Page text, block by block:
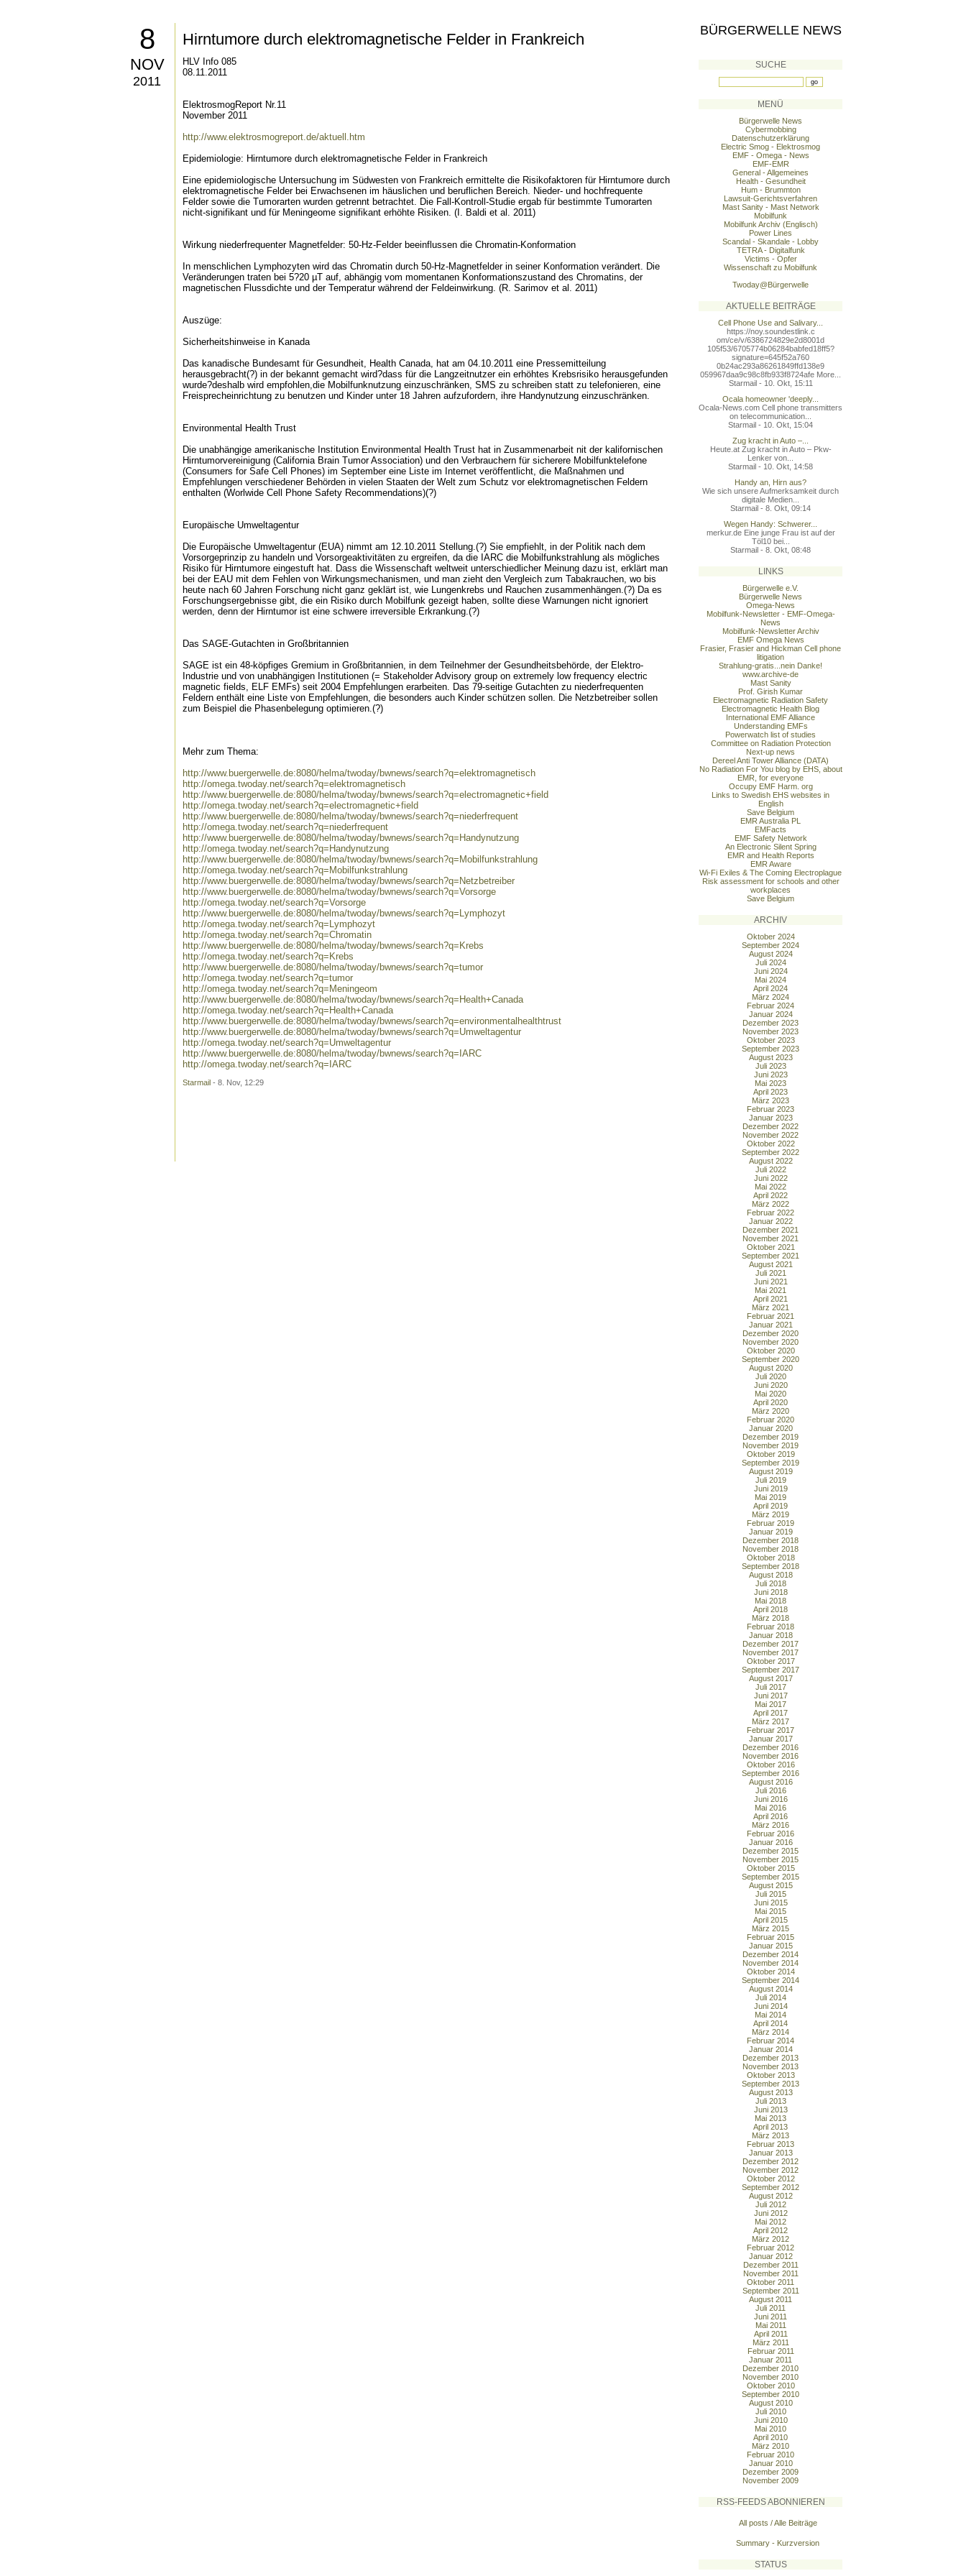
8
NOV
2011
Hirntumore durch elektromagnetische Felder in Frankreich
HLV Info 085
08.11.2011
ElektrosmogReport Nr.11
November 2011
http://www.elektrosmogreport.de/aktuell.htm
Epidemiologie: Hirntumore durch elektromagnetische Felder in Frankreich
Eine epidemiologische Untersuchung im Südwesten von Frankreich ermittelte die Risikofaktoren für Hirntumore durch
elektromagnetische Felder bei Erwachsenen im häuslichen und beruflichen Bereich. Nieder- und hochfrequente
Felder sowie die Tumorarten wurden getrennt betrachtet. Die Fall-Kontroll-Studie ergab für bestimmte Tumorarten
nicht-signifikant und für Meningeome signifikant erhöhte Risiken. (I. Baldi et al. 2011)
Wirkung niederfrequenter Magnetfelder: 50-Hz-Felder beeinflussen die Chromatin-Konformation
In menschlichen Lymphozyten wird das Chromatin durch 50-Hz-Magnetfelder in seiner Konformation verändert. Die
Veränderungen traten bei 5?20 µT auf, abhängig vom momentanen Konformationszustand des Chromatins, der
magnetischen Flussdichte und der Temperatur während der Feldeinwirkung. (R. Sarimov et al. 2011)
Auszüge:
Sicherheitshinweise in Kanada
Das kanadische Bundesamt für Gesundheit, Health Canada, hat am 04.10.2011 eine Pressemitteilung
herausgebracht(?) in der bekannt gemacht wird?dass für die Langzeitnutzer ein erhöhtes Krebsrisiko herausgefunden
wurde?deshalb wird empfohlen,die Mobilfunknutzung einzuschränken, SMS zu schreiben statt zu telefonieren, eine
Freisprecheinrichtung zu benutzen und Kinder unter 18 Jahren aufzufordern, ihre Handynutzung einzuschränken.
Environmental Health Trust
Die unabhängige amerikanische Institution Environmental Health Trust hat in Zusammenarbeit nit der kalifornischen
Hirntumorvereinigung (California Brain Tumor Association) und den Verbrauchern für sicherere Mobilfunktelefone
(Consumers for Safe Cell Phones) im September eine Liste im Internet veröffentlicht, die Maßnahmen und
Empfehlungen verschiedener Behörden in vielen Staaten der Welt zum Schutz vor elektromagnetischen Feldern
enthalten (Worlwide Cell Phone Safety Recommendations)(?)
Europäische Umweltagentur
Die Europäische Umweltagentur (EUA) nimmt am 12.10.2011 Stellung.(?) Sie empfiehlt, in der Politik nach dem
Vorsorgeprinzip zu handeln und Vorsorgeaktivitäten zu ergreifen, da die IARC die Mobilfunkstrahlung als mögliches
Risiko für Hirntumore eingestuft hat. Dass die Wissenschaft weltweit unterschiedlicher Meinung dazu ist, erklärt man
bei der EAU mit dem Fehlen von Wirkungsmechanismen, und man zieht den Vergleich zum Tabakrauchen, wo bis
heute nach 60 Jahren Forschung nicht ganz geklärt ist, wie Lungenkrebs und Rauchen zusammenhängen.(?) Da es
Forschungsergebnisse gibt, die ein Risiko durch Mobilfunk gezeigt haben, sollte diese Warnungen nicht ignoriert
werden, denn der Hirntumor ist eine schwere irreversible Erkrankung.(?)
Das SAGE-Gutachten in Großbritannien
SAGE ist ein 48-köpfiges Gremium in Großbritannien, in dem Teilnehmer der Gesundheitsbehörde, der Elektro-
Industrie und von unabhängigen Institutionen (= Stakeholder Advisory group on extremely low frequency electric
magnetic fields, ELF EMFs) seit 2004 Empfehlungen erarbeiten. Das 79-seitige Gutachten zu niederfrequenten
Feldern enthält eine Liste von Empfehlungen, die besonders auch Kinder schützen sollen. Die Netzbetreiber sollen
zum Beispiel die Phasenbelegung optimieren.(?)
Mehr zum Thema:
http://www.buergerwelle.de:8080/helma/twoday/bwnews/search?q=elektromagnetisch
http://omega.twoday.net/search?q=elektromagnetisch
http://www.buergerwelle.de:8080/helma/twoday/bwnews/search?q=electromagnetic+field
http://omega.twoday.net/search?q=electromagnetic+field
http://www.buergerwelle.de:8080/helma/twoday/bwnews/search?q=niederfrequent
http://omega.twoday.net/search?q=niederfrequent
http://www.buergerwelle.de:8080/helma/twoday/bwnews/search?q=Handynutzung
http://omega.twoday.net/search?q=Handynutzung
http://www.buergerwelle.de:8080/helma/twoday/bwnews/search?q=Mobilfunkstrahlung
http://omega.twoday.net/search?q=Mobilfunkstrahlung
http://www.buergerwelle.de:8080/helma/twoday/bwnews/search?q=Netzbetreiber
http://www.buergerwelle.de:8080/helma/twoday/bwnews/search?q=Vorsorge
http://omega.twoday.net/search?q=Vorsorge
http://www.buergerwelle.de:8080/helma/twoday/bwnews/search?q=Lymphozyt
http://omega.twoday.net/search?q=Lymphozyt
http://omega.twoday.net/search?q=Chromatin
http://www.buergerwelle.de:8080/helma/twoday/bwnews/search?q=Krebs
http://omega.twoday.net/search?q=Krebs
http://www.buergerwelle.de:8080/helma/twoday/bwnews/search?q=tumor
http://omega.twoday.net/search?q=tumor
http://omega.twoday.net/search?q=Meningeom
http://www.buergerwelle.de:8080/helma/twoday/bwnews/search?q=Health+Canada
http://omega.twoday.net/search?q=Health+Canada
http://www.buergerwelle.de:8080/helma/twoday/bwnews/search?q=environmentalhealthtrust
http://www.buergerwelle.de:8080/helma/twoday/bwnews/search?q=Umweltagentur
http://omega.twoday.net/search?q=Umweltagentur
http://www.buergerwelle.de:8080/helma/twoday/bwnews/search?q=IARC
http://omega.twoday.net/search?q=IARC
Starmail - 8. Nov, 12:29
BÜRGERWELLE NEWS
SUCHE
MENÜ
Bürgerwelle News
Cybermobbing
Datenschutzerklärung
Electric Smog - Elektrosmog
EMF - Omega - News
EMF-EMR
General - Allgemeines
Health - Gesundheit
Hum - Brummton
Lawsuit-Gerichtsverfahren
Mast Sanity - Mast Network
Mobilfunk
Mobilfunk Archiv (Englisch)
Power Lines
Scandal - Skandale - Lobby
TETRA - Digitalfunk
Victims - Opfer
Wissenschaft zu Mobilfunk
Twoday@Bürgerwelle
AKTUELLE BEITRÄGE
Cell Phone Use and Salivary...
https://noy.soundestlink.c
om/ce/v/6386724829e2d8001d
105f53/6705774b06284babfed18ff5?
signature=645f52a760
0b24ac293a86261849ffd138e9
059967daa9c98c8fb933f8724afe More...
Starmail - 10. Okt, 15:11
Ocala homeowner 'deeply...
Ocala-News.com Cell phone transmitters
on telecommunication...
Starmail - 10. Okt, 15:04
Zug kracht in Auto –...
Heute.at Zug kracht in Auto – Pkw-
Lenker von...
Starmail - 10. Okt, 14:58
Handy an, Hirn aus?
Wie sich unsere Aufmerksamkeit durch
digitale Medien...
Starmail - 8. Okt, 09:14
Wegen Handy: Schwerer...
merkur.de Eine junge Frau ist auf der
Töl10 bei...
Starmail - 8. Okt, 08:48
LINKS
Bürgerwelle e.V.
Bürgerwelle News
Omega-News
Mobilfunk-Newsletter - EMF-Omega-
News
Mobilfunk-Newsletter Archiv
EMF Omega News
Frasier, Frasier and Hickman Cell phone
litigation
Strahlung-gratis...nein Danke!
www.archive-de
Mast Sanity
Prof. Girish Kumar
Electromagnetic Radiation Safety
Electromagnetic Health Blog
International EMF Alliance
Understanding EMFs
Powerwatch list of studies
Committee on Radiation Protection
Next-up news
Dereel Anti Tower Alliance (DATA)
No Radiation For You blog by EHS, about
EMR, for everyone
Occupy EMF Harm. org
Links to Swedish EHS websites in
English
Save Belgium
EMR Australia PL
EMFacts
EMF Safety Network
An Electronic Silent Spring
EMR and Health Reports
EMR Aware
Wi-Fi Exiles & The Coming Electroplague
Risk assessment for schools and other
workplaces
Save Belgium
ARCHIV
Oktober 2024
September 2024
August 2024
Juli 2024
Juni 2024
Mai 2024
April 2024
März 2024
Februar 2024
Januar 2024
Dezember 2023
November 2023
Oktober 2023
September 2023
August 2023
Juli 2023
Juni 2023
Mai 2023
April 2023
März 2023
Februar 2023
Januar 2023
Dezember 2022
November 2022
Oktober 2022
September 2022
August 2022
Juli 2022
Juni 2022
Mai 2022
April 2022
März 2022
Februar 2022
Januar 2022
Dezember 2021
November 2021
Oktober 2021
September 2021
August 2021
Juli 2021
Juni 2021
Mai 2021
April 2021
März 2021
Februar 2021
Januar 2021
Dezember 2020
November 2020
Oktober 2020
September 2020
August 2020
Juli 2020
Juni 2020
Mai 2020
April 2020
März 2020
Februar 2020
Januar 2020
Dezember 2019
November 2019
Oktober 2019
September 2019
August 2019
Juli 2019
Juni 2019
Mai 2019
April 2019
März 2019
Februar 2019
Januar 2019
Dezember 2018
November 2018
Oktober 2018
September 2018
August 2018
Juli 2018
Juni 2018
Mai 2018
April 2018
März 2018
Februar 2018
Januar 2018
Dezember 2017
November 2017
Oktober 2017
September 2017
August 2017
Juli 2017
Juni 2017
Mai 2017
April 2017
März 2017
Februar 2017
Januar 2017
Dezember 2016
November 2016
Oktober 2016
September 2016
August 2016
Juli 2016
Juni 2016
Mai 2016
April 2016
März 2016
Februar 2016
Januar 2016
Dezember 2015
November 2015
Oktober 2015
September 2015
August 2015
Juli 2015
Juni 2015
Mai 2015
April 2015
März 2015
Februar 2015
Januar 2015
Dezember 2014
November 2014
Oktober 2014
September 2014
August 2014
Juli 2014
Juni 2014
Mai 2014
April 2014
März 2014
Februar 2014
Januar 2014
Dezember 2013
November 2013
Oktober 2013
September 2013
August 2013
Juli 2013
Juni 2013
Mai 2013
April 2013
März 2013
Februar 2013
Januar 2013
Dezember 2012
November 2012
Oktober 2012
September 2012
August 2012
Juli 2012
Juni 2012
Mai 2012
April 2012
März 2012
Februar 2012
Januar 2012
Dezember 2011
November 2011
Oktober 2011
September 2011
August 2011
Juli 2011
Juni 2011
Mai 2011
April 2011
März 2011
Februar 2011
Januar 2011
Dezember 2010
November 2010
Oktober 2010
September 2010
August 2010
Juli 2010
Juni 2010
Mai 2010
April 2010
März 2010
Februar 2010
Januar 2010
Dezember 2009
November 2009
RSS-FEEDS ABONNIEREN
All posts / Alle Beiträge
Summary - Kurzversion
STATUS